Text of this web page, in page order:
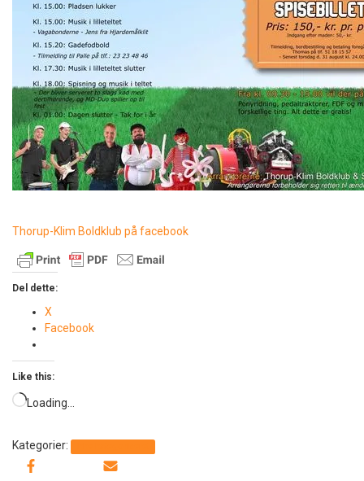
Thorup-Klim Boldklub på facebook
Del dette:
X
Facebook
Like this:
Loading…
Kategorier: